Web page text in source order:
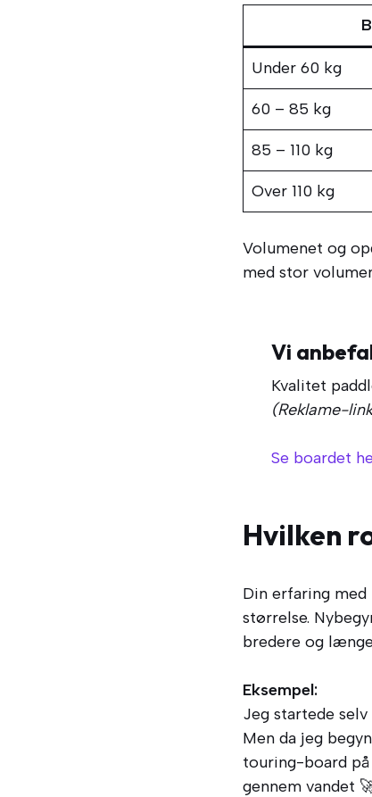
Under 60 kg
60 – 85 kg
85 – 110 kg
Over 110 kg
Volumenet og
med stor
Vi
Kvalitet
(Reklame-
Se boardet
Hvilken
Din erfaring
størrelse.
bredere og
Eksempel:
Jeg startede
Men da jeg
touring-board
gennem vandet